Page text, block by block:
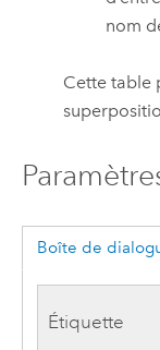
nom
Cette table
Boîte de
Étiquette